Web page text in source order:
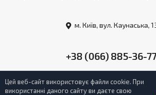
м. Київ, вул. Каунаська,
+38 (066) 885-36-77
Цей веб-сайт використовує файли cookie. При
використанні даного сайту ви даєте свою